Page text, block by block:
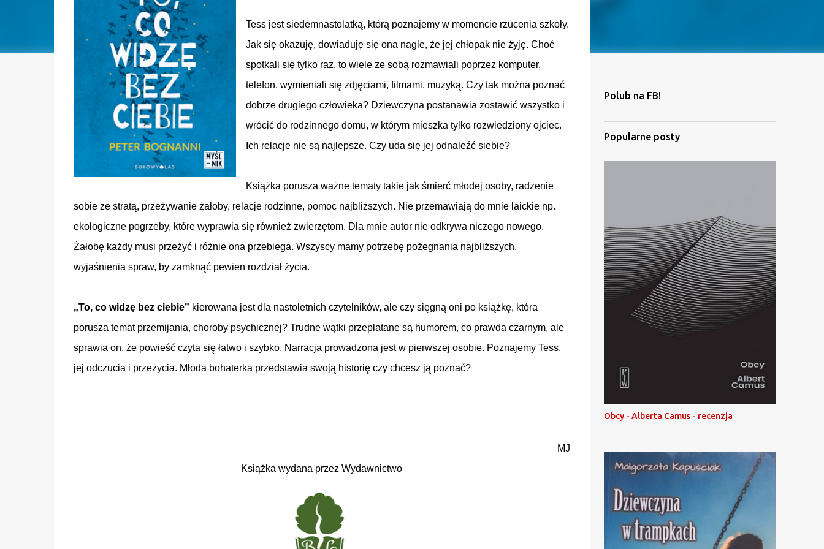
Tess jest siedemnastolatką, którą poznajemy w momencie rzucenia szkoły.
Jak się okazuję, dowiaduję się ona nagle, że jej chłopak nie żyję. Choć
spotkali się tylko raz, to wiele ze sobą rozmawiali poprzez komputer,
telefon, wymieniali się zdjęciami, filmami, muzyką. Czy tak można poznać
dobrze drugiego człowieka? Dziewczyna postanawia zostawić wszystko i
wrócić do rodzinnego domu, w którym mieszka tylko rozwiedziony ojciec.
Ich relacje nie są najlepsze. Czy uda się jej odnaleźć siebie?
Książka porusza ważne tematy takie jak śmierć młodej osoby, radzenie
sobie ze stratą, przeżywanie żałoby, relacje rodzinne, pomoc najbliższych. Nie przemawiają do mnie laickie np.
ekologiczne pogrzeby, które wyprawia się również zwierzętom. Dla mnie autor nie odkrywa niczego nowego.
Żałobę każdy musi przeżyć i różnie ona przebiega. Wszyscy mamy potrzebę pożegnania najbliższych,
wyjaśnienia spraw, by zamknąć pewien rozdział życia.
„To, co widzę bez ciebie” kierowana jest dla nastoletnich czytelników, ale czy sięgną oni po książkę, która
porusza temat przemijania, choroby psychicznej? Trudne wątki przeplatane są humorem, co prawda czarnym, ale
sprawia on, że powieść czyta się łatwo i szybko. Narracja prowadzona jest w pierwszej osobie. Poznajemy Tess,
jej odczucia i przeżycia. Młoda bohaterka przedstawia swoją historię czy chcesz ją poznać?
MJ
Książka wydana przez Wydawnictwo
Polub na FB!
Popularne posty
Obcy - Alberta Camus - recenzja